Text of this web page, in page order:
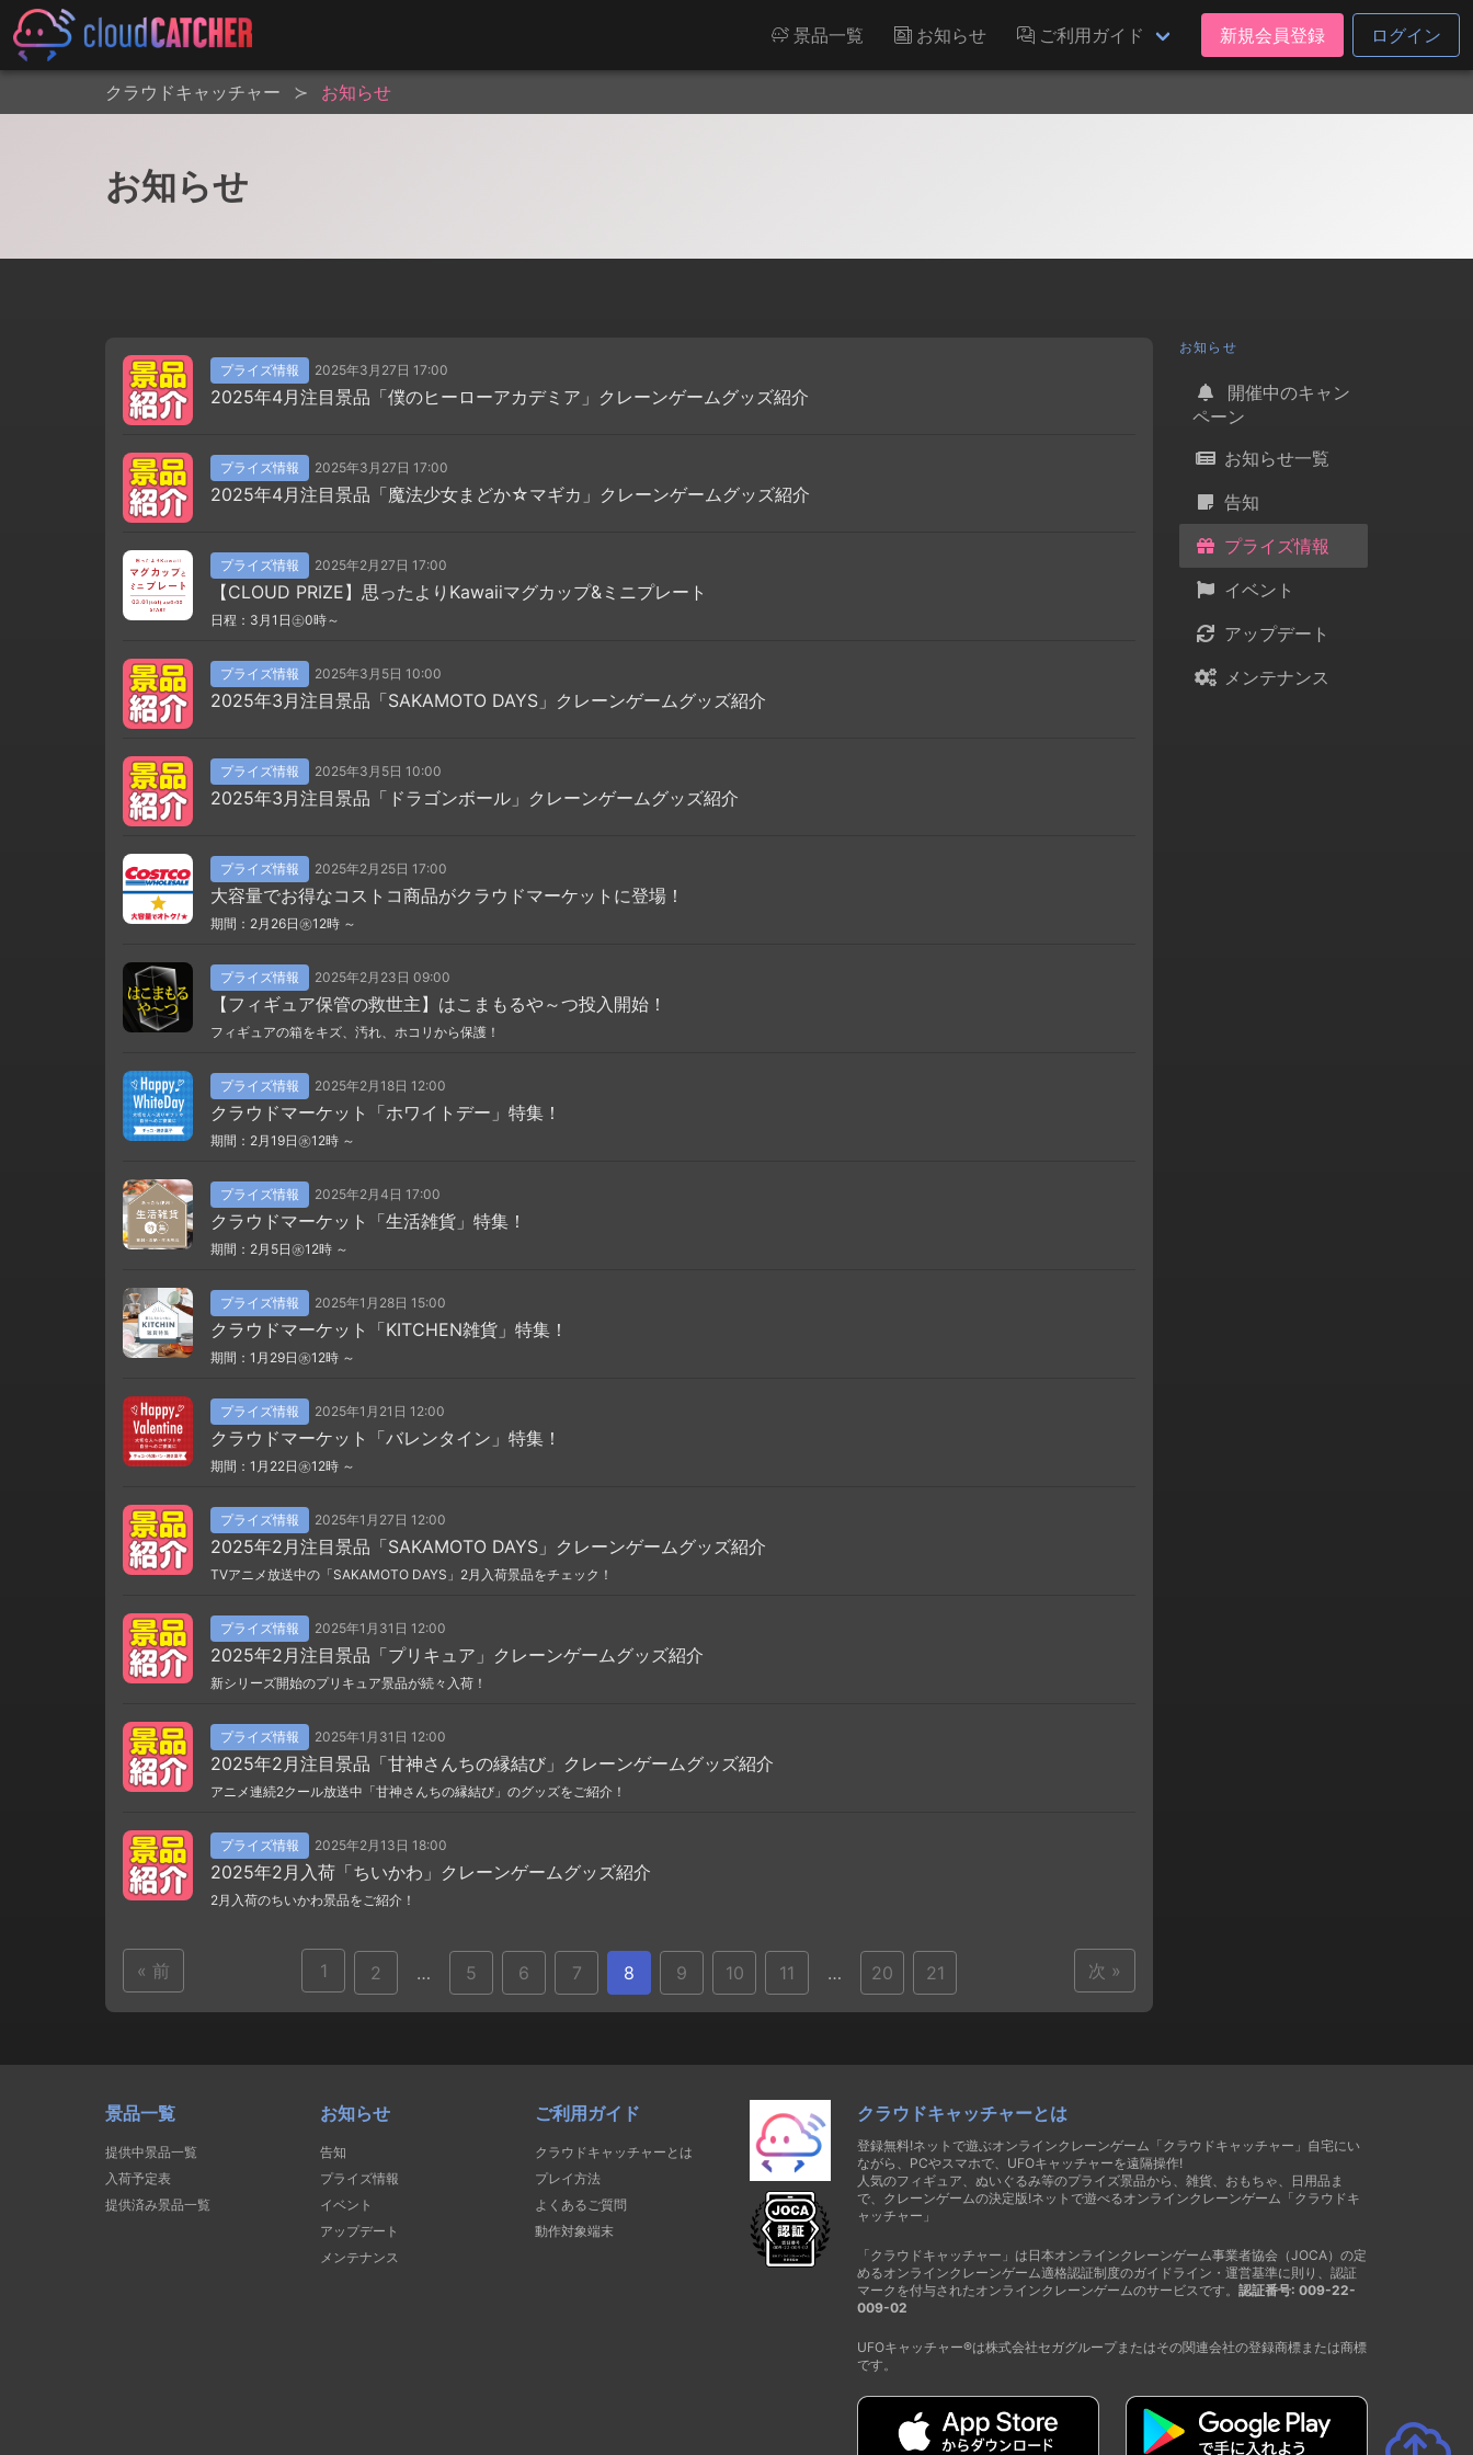
景品一覧 お知らせ ご利用ガイド 新規会員登録 ログイン
クラウドキャッチャー お知らせ
お知らせ
プライズ情報 2025年3月27日 17:00
2025年4月注目景品「僕のヒーローアカデミア」クレーンゲームグッズ紹介
プライズ情報 2025年3月27日 17:00
2025年4月注目景品「魔法少女まどか☆マギカ」クレーンゲームグッズ紹介
プライズ情報 2025年2月27日 17:00
【CLOUD PRIZE】思ったよりKawaiiマグカップ&ミニプレート
日程：3月1日㊏0時～
プライズ情報 2025年3月5日 10:00
2025年3月注目景品「SAKAMOTO DAYS」クレーンゲームグッズ紹介
プライズ情報 2025年3月5日 10:00
2025年3月注目景品「ドラゴンボール」クレーンゲームグッズ紹介
プライズ情報 2025年2月25日 17:00
大容量でお得なコストコ商品がクラウドマーケットに登場！
期間：2月26日㊌12時 ～
プライズ情報 2025年2月23日 09:00
【フィギュア保管の救世主】はこまもるや～つ投入開始！
フィギュアの箱をキズ、汚れ、ホコリから保護！
プライズ情報 2025年2月18日 12:00
クラウドマーケット「ホワイトデー」特集！
期間：2月19日㊌12時 ～
プライズ情報 2025年2月4日 17:00
クラウドマーケット「生活雑貨」特集！
期間：2月5日㊌12時 ～
プライズ情報 2025年1月28日 15:00
クラウドマーケット「KITCHEN雑貨」特集！
期間：1月29日㊌12時 ～
プライズ情報 2025年1月21日 12:00
クラウドマーケット「バレンタイン」特集！
期間：1月22日㊌12時 ～
プライズ情報 2025年1月27日 12:00
2025年2月注目景品「SAKAMOTO DAYS」クレーンゲームグッズ紹介
TVアニメ放送中の「SAKAMOTO DAYS」2月入荷景品をチェック！
プライズ情報 2025年1月31日 12:00
2025年2月注目景品「プリキュア」クレーンゲームグッズ紹介
新シリーズ開始のプリキュア景品が続々入荷！
プライズ情報 2025年1月31日 12:00
2025年2月注目景品「甘神さんちの縁結び」クレーンゲームグッズ紹介
アニメ連続2クール放送中「甘神さんちの縁結び」のグッズをご紹介！
プライズ情報 2025年2月13日 18:00
2025年2月入荷「ちいかわ」クレーンゲームグッズ紹介
2月入荷のちいかわ景品をご紹介！
« 前 次 »
1 2 … 5 6 7 8 9 10 11 … 20 21
お知らせ
開催中のキャン
ペーン
お知らせ一覧
告知
プライズ情報
イベント
アップデート
メンテナンス
景品一覧
提供中景品一覧
入荷予定表
提供済み景品一覧
お知らせ
告知
プライズ情報
イベント
アップデート
メンテナンス
ご利用ガイド
クラウドキャッチャーとは
プレイ方法
よくあるご質問
動作対象端末
クラウドキャッチャーとは
登録無料!ネットで遊ぶオンラインクレーンゲーム「クラウドキャッチャー」自宅にい
ながら、PCやスマホで、UFOキャッチャーを遠隔操作!
人気のフィギュア、ぬいぐるみ等のプライズ景品から、雑貨、おもちゃ、日用品ま
で、クレーンゲームの決定版!ネットで遊べるオンラインクレーンゲーム「クラウドキ
ャッチャー」
「クラウドキャッチャー」は日本オンラインクレーンゲーム事業者協会（JOCA）の定
めるオンラインクレーンゲーム適格認証制度のガイドライン・運営基準に則り、認証
マークを付与されたオンラインクレーンゲームのサービスです。 認証番号: 009-22-
009-02
UFOキャッチャー®は株式会社セガグループまたはその関連会社の登録商標または商標
です。